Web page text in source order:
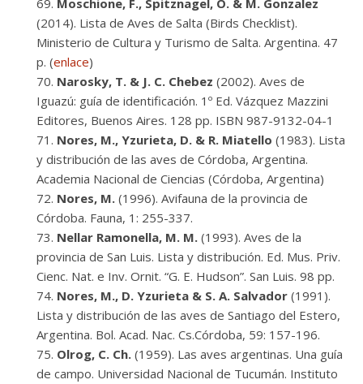
Moschione, F., Spitznagel, O. & M. Gonzalez
(2014). Lista de Aves de Salta (Birds Checklist).
Ministerio de Cultura y Turismo de Salta. Argentina. 47
p. (enlace)
Narosky, T. & J. C. Chebez (2002). Aves de
Iguazú: guía de identificación. 1º Ed. Vázquez Mazzini
Editores, Buenos Aires. 128 pp. ISBN 987-9132-04-1
Nores, M., Yzurieta, D. & R. Miatello (1983). Lista
y distribución de las aves de Córdoba, Argentina.
Academia Nacional de Ciencias (Córdoba, Argentina)
Nores, M. (1996). Avifauna de la provincia de
Córdoba. Fauna, 1: 255-337.
Nellar Ramonella, M. M. (1993). Aves de la
provincia de San Luis. Lista y distribución. Ed. Mus. Priv.
Cienc. Nat. e Inv. Ornit. “G. E. Hudson”. San Luis. 98 pp.
Nores, M., D. Yzurieta & S. A. Salvador (1991).
Lista y distribución de las aves de Santiago del Estero,
Argentina. Bol. Acad. Nac. Cs.Córdoba, 59: 157-196.
Olrog, C. Ch. (1959). Las aves argentinas. Una guía
de campo. Universidad Nacional de Tucumán. Instituto